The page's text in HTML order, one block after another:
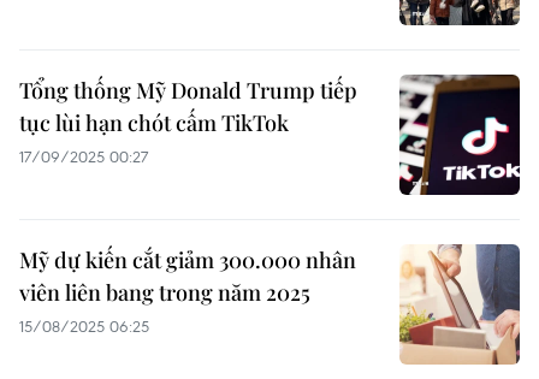
Tổng thống Mỹ Donald Trump tiếp
tục lùi hạn chót cấm TikTok
17/09/2025 00:27
Mỹ dự kiến cắt giảm 300.000 nhân
viên liên bang trong năm 2025
15/08/2025 06:25